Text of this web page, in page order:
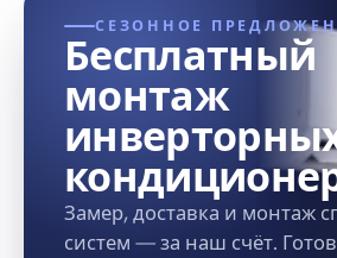
СЕЗОННОЕ
Бесплатный
монтаж
Замер, доставка и монтаж
систем — за наш счёт.